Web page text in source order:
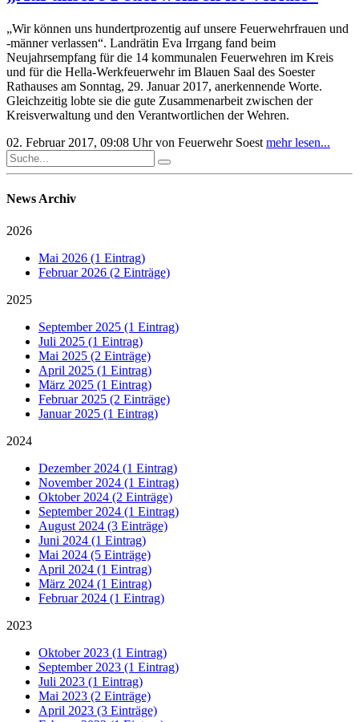
„Wir können uns hundertprozentig auf unsere Feuerwehrfrauen und
-männer verlassen“. Landrätin Eva Irrgang fand beim
Neujahrsempfang für die 14 kommunalen Feuerwehren im Kreis
und für die Hella-Werkfeuerwehr im Blauen Saal des Soester
Rathauses am Sonntag, 29. Januar 2017, anerkennende Worte.
Gleichzeitig lobte sie die gute Zusammenarbeit zwischen der
Kreisverwaltung und den Verantwortlichen der Wehren.
02. Februar 2017, 09:08 Uhr von Feuerwehr Soest mehr lesen...
News Archiv
2026
Mai 2026 (1 Eintrag)
Februar 2026 (2 Einträge)
2025
September 2025 (1 Eintrag)
Juli 2025 (1 Eintrag)
Mai 2025 (2 Einträge)
April 2025 (1 Eintrag)
März 2025 (1 Eintrag)
Februar 2025 (2 Einträge)
Januar 2025 (1 Eintrag)
2024
Dezember 2024 (1 Eintrag)
November 2024 (1 Eintrag)
Oktober 2024 (2 Einträge)
September 2024 (1 Eintrag)
August 2024 (3 Einträge)
Juni 2024 (1 Eintrag)
Mai 2024 (5 Einträge)
April 2024 (1 Eintrag)
März 2024 (1 Eintrag)
Februar 2024 (1 Eintrag)
2023
Oktober 2023 (1 Eintrag)
September 2023 (1 Eintrag)
Juli 2023 (1 Eintrag)
Mai 2023 (2 Einträge)
April 2023 (3 Einträge)